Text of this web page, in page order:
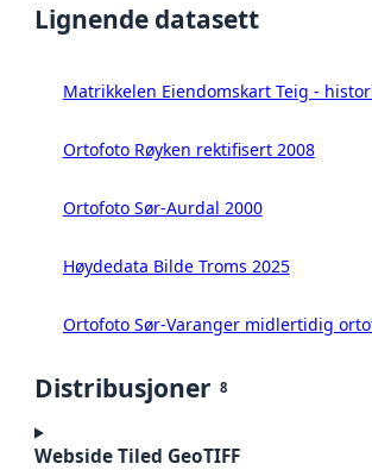
Lignende datasett
Matrikkelen Eiendomskart Teig -
Ortofoto Røyken rektifisert 2008
Ortofoto Sør-Aurdal 2000
Høydedata Bilde Troms 2025
Ortofoto Sør-Varanger midlertidig
Distribusjoner 8
Webside Tiled GeoTIFF